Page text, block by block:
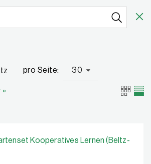
pro Seite: 30
Kooperatives Lernen (Beltz-